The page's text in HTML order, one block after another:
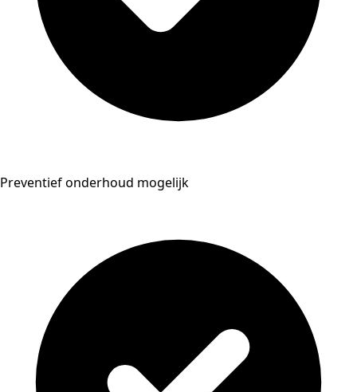
Preventief onderhoud mogelijk